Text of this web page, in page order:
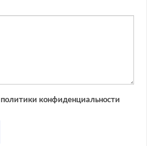
политики конфиденциальности